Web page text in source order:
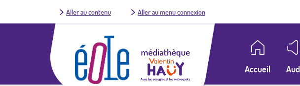
Aller au contenu Aller au menu connexion
Accueil